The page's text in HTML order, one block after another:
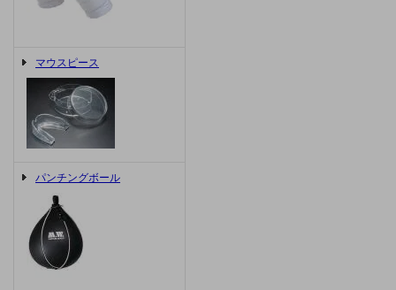
マウスピース
パンチングボール